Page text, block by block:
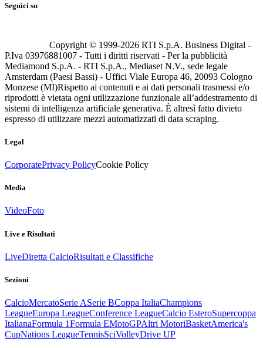
Seguici su
Copyright © 1999-2026 RTI S.p.A. Business Digital -
P.Iva 03976881007 - Tutti i diritti riservati - Per la pubblicità
Mediamond S.p.A. - RTI S.p.A., Mediaset N.V., sede legale
Amsterdam (Paesi Bassi) - Uffici Viale Europa 46, 20093 Cologno
Monzese (MI)Rispetto ai contenuti e ai dati personali trasmessi e/o
riprodotti è vietata ogni utilizzazione funzionale all’addestramento di
sistemi di intelligenza artificiale generativa. È altresì fatto divieto
espresso di utilizzare mezzi automatizzati di data scraping.
Legal
CorporatePrivacy PolicyCookie Policy
Media
VideoFoto
Live e Risultati
LiveDiretta CalcioRisultati e Classifiche
Sezioni
CalcioMercatoSerie ASerie BCoppa ItaliaChampions
LeagueEuropa LeagueConference LeagueCalcio EsteroSupercoppa
ItalianaFormula 1Formula EMotoGPAltri MotoriBasketAmerica's
CupNations LeagueTennisSciVolleyDrive UP